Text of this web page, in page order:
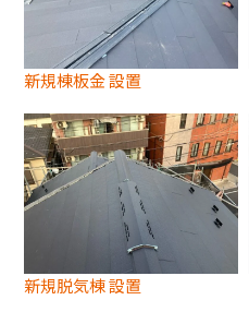
新規棟板金 設置
新規脱気棟 設置